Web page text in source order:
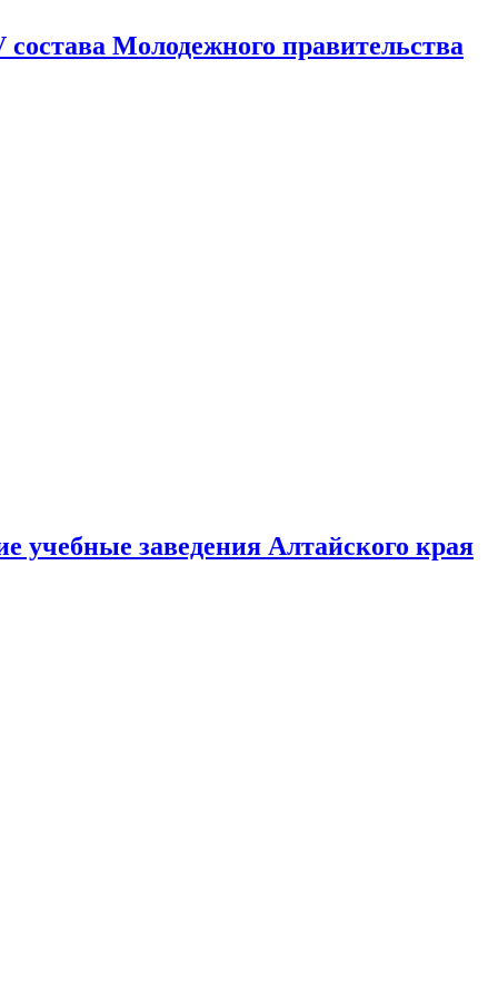
Молодежного правительства
заведения Алтайского края